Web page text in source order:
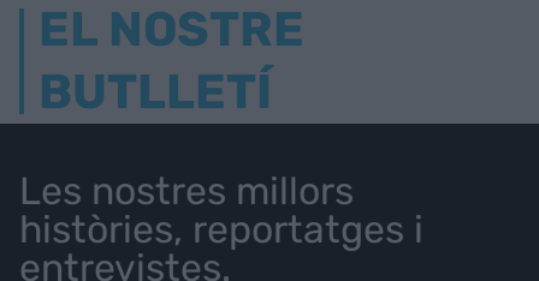
EL NOSTRE
BUTLLETÍ
Les nostres millors
històries, reportatges i
entrevistes.